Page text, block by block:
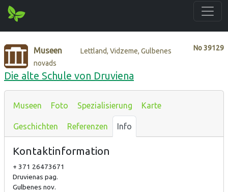
No39129
Museen
Lettland, Vidzeme, Gulbenes
novads
Die alte Schule von Druviena
Museen Foto Spezialisierung Karte
Geschichten Referenzen Info
Kontaktinformation
+ 371 26473671
Druvienas pag.
Gulbenes nov.